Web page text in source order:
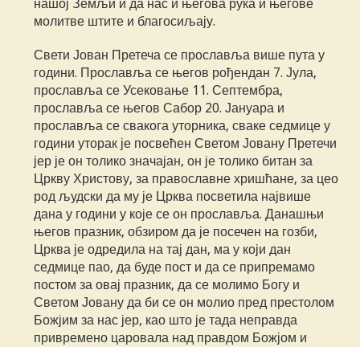
нашој Земљи и да нас и његова рука и његове
молитве штите и благосиљају.
Свети Јован Претеча се прославља више пута у
години. Прославља се његов рођендан 7. Јула,
прославља се Усековање 11. Септембра,
прославља се његов Сабор 20. Јануара и
прославља се свакога уторника, сваке седмице у
години уторак је посвећен Светом Јовану Претечи
јер је он толико значајан, он је толико битан за
Цркву Христову, за православне хришћане, за цео
род људски да му је Црква посветила највише
дана у години у које се он прославља. Данашњи
његов празник, обзиром да је посечен на гозби,
Црква је одредила на тај дан, ма у који дан
седмице пао, да буде пост и да се припремамо
постом за овај празник, да се молимо Богу и
Светом Јовану да би се он молио пред престолом
Божјим за нас јер, као што је тада неправда
привремено царовала над правдом Божјом и